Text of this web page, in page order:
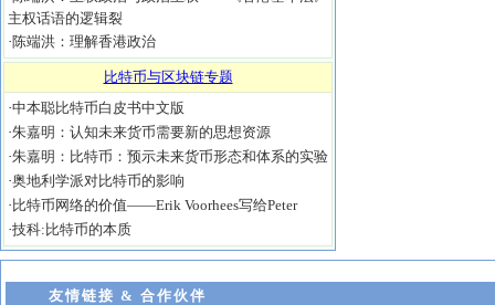
主权话语的逻辑裂
·陈端洪：理解香港政治
比特币与区块链专题
·中本聪比特币白皮书中文版
·朱嘉明：认知未来货币需要新的思想资源
·朱嘉明：比特币：预示未来货币形态和体系的实验
·奥地利学派对比特币的影响
· 比特币网络的价值——Erik Voorhees写给Peter
·技科:比特币的本质
友情链接 & 合作伙伴